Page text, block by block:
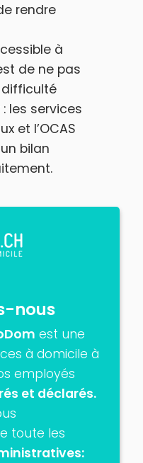
rendre
à
de ne pas
difficulté
les services
et l’OCAS
bilan
nous
est une
à domicile à
employés
et déclarés.
toute les